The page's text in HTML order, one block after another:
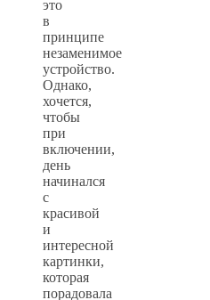
это
в
принципе
незаменимое
устройство.
Однако,
хочется,
чтобы
при
включении,
день
начинался
с
красивой
и
интересной
картинки,
которая
порадовала